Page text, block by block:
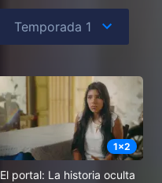
1x2
El portal: La historia oculta